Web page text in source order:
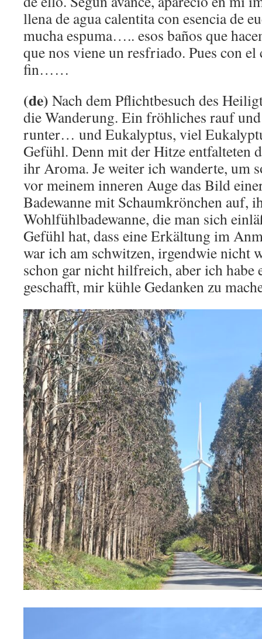
llena de agua calentita con esencia de
mucha espuma….. esos baños que
que nos viene un resfriado. Pues con
fin……
(de) Nach dem Pflichtbesuch des
die Wanderung. Ein fröhliches rauf
runter… und Eukalyptus, viel
Gefühl. Denn mit der Hitze entfalteten
ihr Aroma. Je weiter ich wanderte, um
vor meinem inneren Auge das Bild
Badewanne mit Schaumkrönchen auf,
Wohlfühlbadewanne, die man sich
Gefühl hat, dass eine Erkältung im
war ich am schwitzen, irgendwie nicht
schon gar nicht hilfreich, aber ich habe
geschafft, mir kühle Gedanken zu